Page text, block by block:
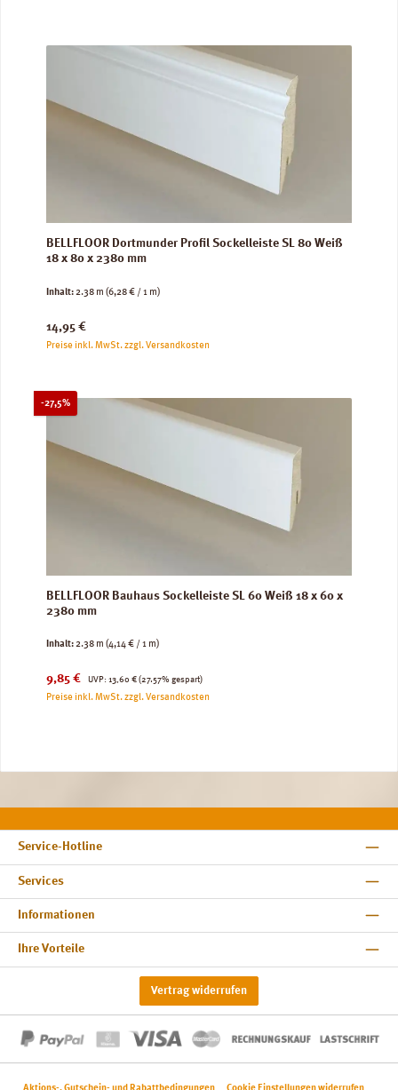
BELLFLOOR Dortmunder Profil Sockelleiste SL 80 Weiß
18 x 80 x 2380 mm
Inhalt:2.38 m (6,28 € / 1 m)
Regulärer Preis:
14,95 €
Preise inkl. MwSt. zzgl. Versandkosten
-27,5%Rabatt
BELLFLOOR Bauhaus Sockelleiste SL 60 Weiß 18 x 60 x
2380 mm
Inhalt:2.38 m (4,14 € / 1 m)
Verkaufspreis:
9,85 € UVP:
Regulärer Preis:
13,60 € (27.57% gespart)
Preise inkl. MwSt. zzgl. Versandkosten
Service-Hotline
Services
Informationen
Ihre Vorteile
Vertrag widerrufen